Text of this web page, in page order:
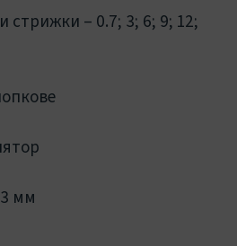
стрижки – 0.7; 3; 6; 9; 12;
мм